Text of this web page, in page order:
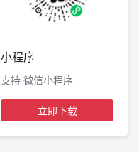
小程序
支持 微信小程序
立即下载